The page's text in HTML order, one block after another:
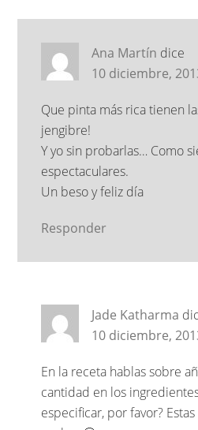
Ana Martín dice
10 diciembre,
Que pinta más rica tienen
jengibre!
Y yo sin probarlas… Como
espectaculares.
Un beso y feliz día
Responder
Jade Katharma
10 diciembre,
En la receta hablas sobre
cantidad en los
especificar, por favor?